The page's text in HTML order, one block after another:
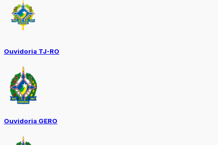
Ouvidoria TJ-RO
Ouvidoria GERO